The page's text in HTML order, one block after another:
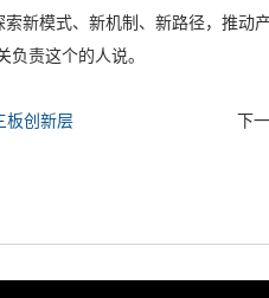
新模式、新机制、新路径，推动
责这个的人说。
板创新层 下